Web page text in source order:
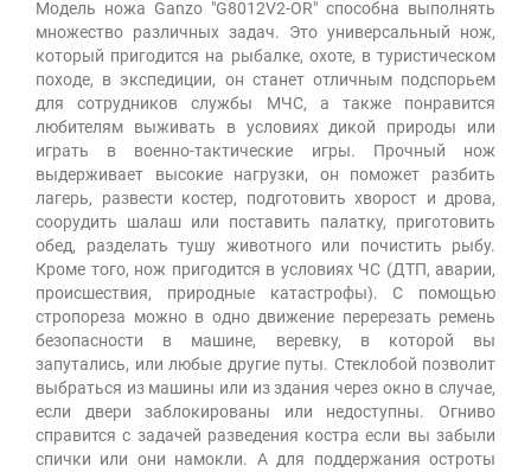
Модель ножа Ganzo "G8012V2-OR" способна выполнять
множество различных задач. Это универсальный нож,
который пригодится на рыбалке, охоте, в туристическом
походе, в экспедиции, он станет отличным подспорьем
для сотрудников службы МЧС, а также понравится
любителям выживать в условиях дикой природы или
играть в военно-тактические игры. Прочный нож
выдерживает высокие нагрузки, он поможет разбить
лагерь, развести костер, подготовить хворост и дрова,
соорудить шалаш или поставить палатку, приготовить
обед, разделать тушу животного или почистить рыбу.
Кроме того, нож пригодится в условиях ЧС (ДТП, аварии,
происшествия, природные катастрофы). С помощью
стропореза можно в одно движение перерезать ремень
безопасности в машине, веревку, в которой вы
запутались, или любые другие путы. Стеклобой позволит
выбраться из машины или из здания через окно в случае,
если двери заблокированы или недоступны. Огниво
справится с задачей разведения костра если вы забыли
спички или они намокли. А для поддержания остроты